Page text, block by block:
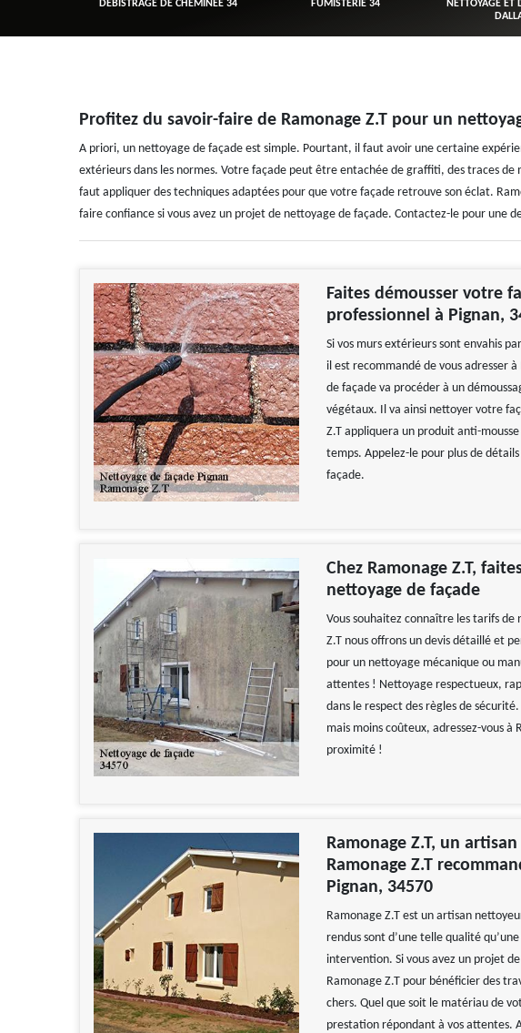
DÉBISTRAGE DE CHEMINÉE 34 FUMISTERIE 34
NETTOYAGE ET
Profitez du savoir-faire de Ramonage Z.T pour un
A priori, un nettoyage de façade est simple. Pourtant, il faut avoir une certaine
extérieurs dans les normes. Votre façade peut être entachée de graffiti, des traces de
faut appliquer des techniques adaptées pour que votre façade retrouve son éclat.
faire confiance si vous avez un projet de nettoyage de façade. Contactez-le pour une
Faites démousser votre
professionnel à Pignan,
Si vos murs extérieurs sont envahis
il est recommandé de vous adresser
de façade va procéder à un
végétaux. Il va ainsi nettoyer votre
Z.T appliquera un produit anti-
temps. Appelez-le pour plus de
façade.
Chez Ramonage Z.T,
nettoyage de façade
Vous souhaitez connaître les tarifs de
Z.T nous offrons un devis détaillé et
pour un nettoyage mécanique ou
attentes ! Nettoyage respectueux,
dans le respect des règles de
mais moins coûteux, adressez-vous
proximité !
Ramonage Z.T, un
Ramonage Z.T
Pignan, 34570
Ramonage Z.T est un artisan
rendus sont d’une telle qualité
intervention. Si vous avez un projet
Ramonage Z.T pour bénéficier des
chers. Quel que soit le matériau de
prestation répondant à vos attentes.